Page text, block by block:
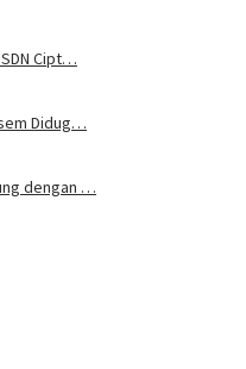
Cipt…
Didug…
dengan …